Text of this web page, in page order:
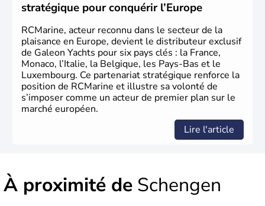
stratégique pour conquérir l’Europe
RCMarine, acteur reconnu dans le secteur de la
plaisance en Europe, devient le distributeur exclusif
de Galeon Yachts pour six pays clés : la France,
Monaco, l’Italie, la Belgique, les Pays-Bas et le
Luxembourg. Ce partenariat stratégique renforce la
position de RCMarine et illustre sa volonté de
s’imposer comme un acteur de premier plan sur le
marché européen.
Lire l'article
À proximité de Schengen